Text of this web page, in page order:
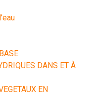
DANS ET À
EN